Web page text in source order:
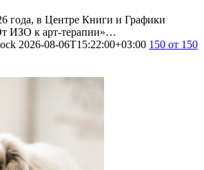
года, в Центре Книги и Графики
ИЗО к арт-терапии»…
2026-08-06T15:22:00+03:00 150 от 150